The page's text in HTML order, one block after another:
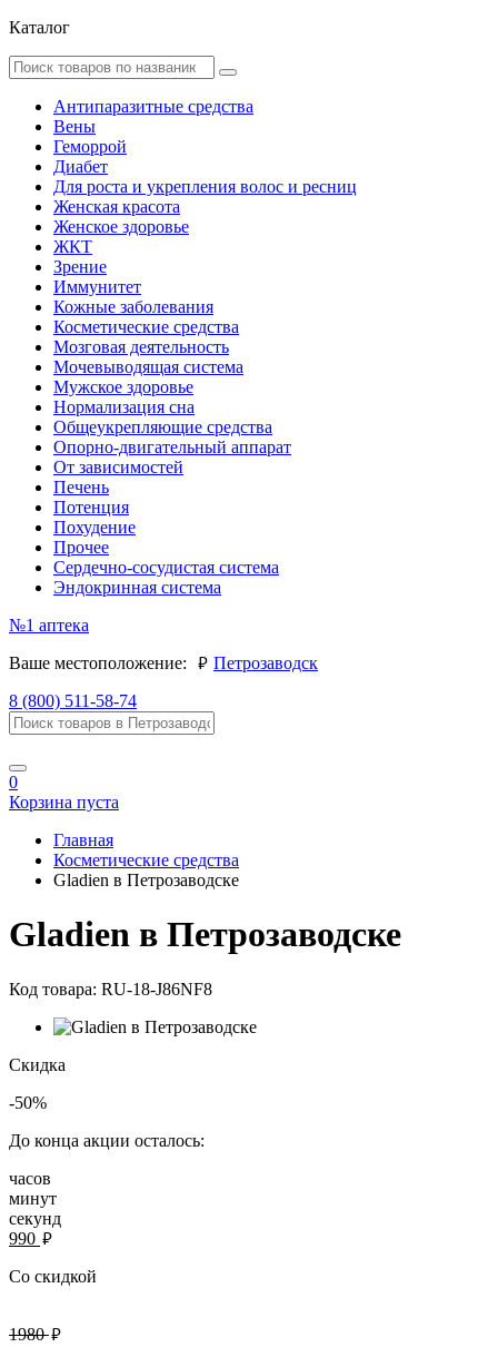
Каталог
Антипаразитные средства
Вены
Геморрой
Диабет
Для роста и укрепления волос и ресниц
Женская красота
Женское здоровье
ЖКТ
Зрение
Иммунитет
Кожные заболевания
Косметические средства
Мозговая деятельность
Мочевыводящая система
Мужское здоровье
Нормализация сна
Общеукрепляющие средства
Опорно-двигательный аппарат
От зависимостей
Печень
Потенция
Похудение
Прочее
Сердечно-сосудистая система
Эндокринная система
№1 аптека
Ваше местоположение:
руб. Петрозаводск
8 (800) 511-58-74
0
Корзина пуста
Главная
Косметические средства
Gladien в Петрозаводске
Gladien в Петрозаводске
Код товара: RU-18-J86NF8
Скидка
-50%
До конца акции осталось:
часов
минут
секунд
990 руб.
Со скидкой
1980руб.